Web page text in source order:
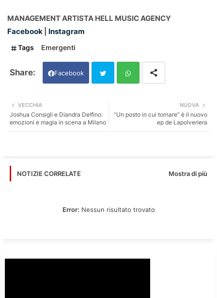
MANAGEMENT ARTISTA HELL MUSIC AGENCY
Facebook
Instagram
Tags Emergenti
Facebook
tter ats
NUOVA
“Un posto in cui tornare” è il nuovo
ep de Lapolveriera
VECCHIA
Joshua Consigli e Diandra Delfino:
emozioni e magia in scena a Milano
NOTIZIE CORRELATE Mostra di più
Error: Nessun risultato trovato